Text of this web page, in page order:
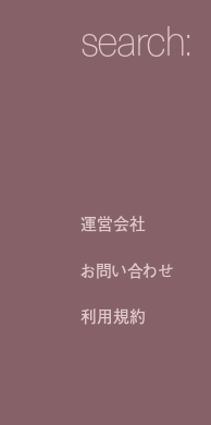
search:
運営会社
お問い合わせ
利用規約